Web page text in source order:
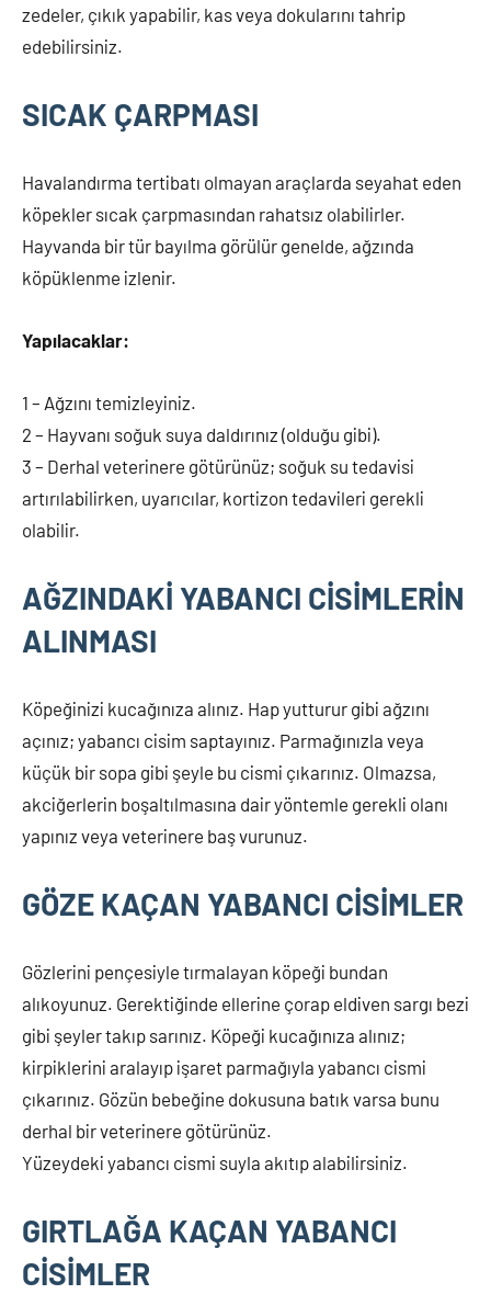
zedeler, çıkık yapabilir, kas veya dokularını tahrip
edebilirsiniz.
SICAK ÇARPMASI
Havalandırma tertibatı olmayan araçlarda seyahat eden
köpekler sıcak çarpmasından rahatsız olabilirler.
Hayvanda bir tür bayılma görülür genelde, ağzında
köpüklenme izlenir.
Yapılacaklar:
1 – Ağzını temizleyiniz.
2 – Hayvanı soğuk suya daldırınız (olduğu gibi).
3 – Derhal veterinere götürünüz; soğuk su tedavisi
artırılabilirken, uyarıcılar, kortizon tedavileri gerekli
olabilir.
AĞZINDAKİ YABANCI CİSİMLERİN
ALINMASI
Köpeğinizi kucağınıza alınız. Hap yutturur gibi ağzını
açınız; yabancı cisim saptayınız. Parmağınızla veya
küçük bir sopa gibi şeyle bu cismi çıkarınız. Olmazsa,
akciğerlerin boşaltılmasına dair yöntemle gerekli olanı
yapınız veya veterinere baş vurunuz.
GÖZE KAÇAN YABANCI CİSİMLER
Gözlerini pençesiyle tırmalayan köpeği bundan
alıkoyunuz. Gerektiğinde ellerine çorap eldiven sargı bezi
gibi şeyler takıp sarınız. Köpeği kucağınıza alınız;
kirpiklerini aralayıp işaret parmağıyla yabancı cismi
çıkarınız. Gözün bebeğine dokusuna batık varsa bunu
derhal bir veterinere götürünüz.
Yüzeydeki yabancı cismi suyla akıtıp alabilirsiniz.
GIRTLAĞA KAÇAN YABANCI
CİSİMLER